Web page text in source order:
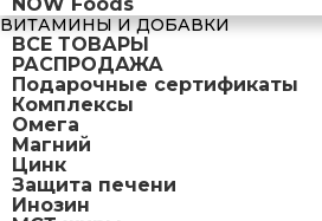
ВИТАМИНЫ И ДОБАВКИ
ВСЕ ТОВАРЫ
РАСПРОДАЖА
Подарочные сертификаты
Комплексы
Омега
Магний
Цинк
Защита печени
Инозин